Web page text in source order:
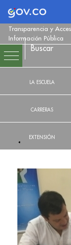
Logo
Transparencia y
Información Pública
LA ESCUELA
CARRERAS
EXTENSIÓN